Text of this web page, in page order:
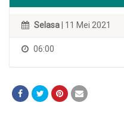
Selasa | 11 Mei 2021
06:00